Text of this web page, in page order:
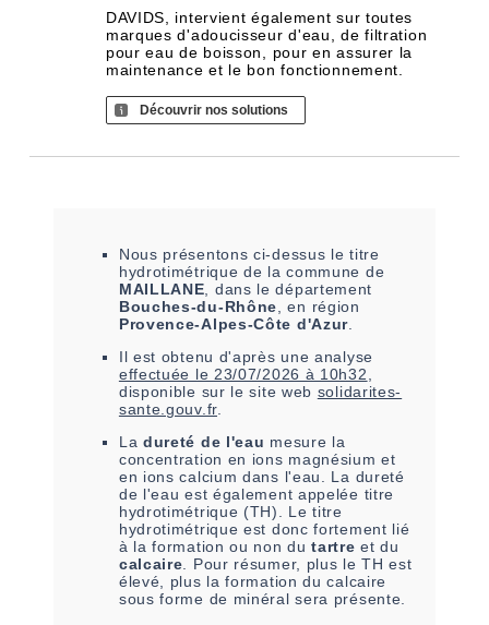
DAVIDS, intervient également sur toutes
marques d'adoucisseur d'eau, de filtration
pour eau de boisson, pour en assurer la
maintenance et le bon fonctionnement.
Découvrir nos solutions
Nous présentons ci-dessus le titre
hydrotimétrique de la commune de
MAILLANE , dans le département
Bouches-du-Rhône , en région
Provence-Alpes-Côte d'Azur
Il est obtenu d'après une analyse
effectuée le 23/07/2026 à 10h32
disponible sur le site web solidarites-
sante.gouv.fr.
La dureté de l'eau mesure la
concentration en ions magnésium et
en ions calcium dans l'eau. La dureté
de l'eau est également appelée titre
hydrotimétrique (TH). Le titre
hydrotimétrique est donc fortement lié
à la formation ou non dutartre et du
calcaire . Pour résumer, plus le TH est
élevé, plus la formation du calcaire
sous forme de minéral sera présente.